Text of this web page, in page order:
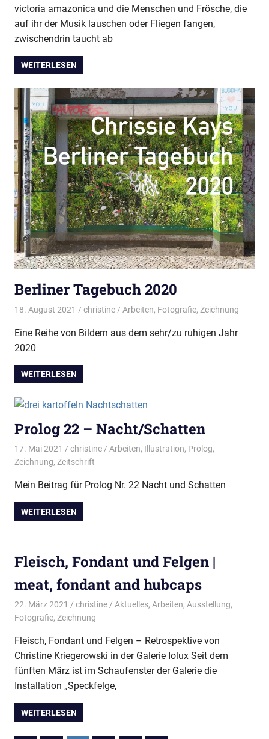
victoria amazonica und die Menschen und Frösche, die
auf ihr der Musik lauschen oder Fliegen fangen,
zwischendrin taucht ab
WEITERLESEN
Berliner Tagebuch 2020
18. August 2021 christine Arbeiten, Fotografie, Zeichnung
Eine Reihe von Bildern aus dem sehr/zu ruhigen Jahr
2020
WEITERLESEN
Prolog 22 – Nacht/Schatten
17. Mai 2021 christine Arbeiten, Illustration, Prolog,
Zeichnung, Zeitschrift
Mein Beitrag für Prolog Nr. 22 Nacht und Schatten
WEITERLESEN
Fleisch, Fondant und Felgen |
meat, fondant and hubcaps
22. März 2021 christine Aktuelles, Arbeiten, Ausstellung,
Fotografie, Zeichnung
Fleisch, Fondant und Felgen – Retrospektive von
Christine Kriegerowski in der Galerie Iolux Seit dem
fünften März ist im Schaufenster der Galerie die
Installation „Speckfelge,
WEITERLESEN